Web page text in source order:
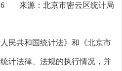
来源：北京市密云区统计局
民共和国统计法》和《北京市
计法律、法规的执行情况，并